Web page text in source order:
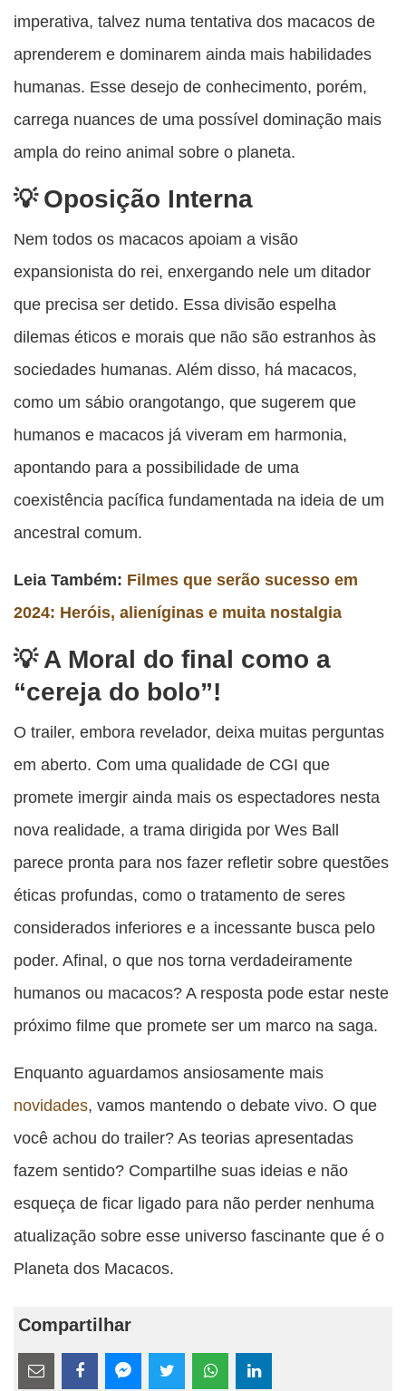
imperativa, talvez numa tentativa dos macacos de
aprenderem e dominarem ainda mais habilidades
humanas. Esse desejo de conhecimento, porém,
carrega nuances de uma possível dominação mais
ampla do reino animal sobre o planeta.
Oposição Interna
Nem todos os macacos apoiam a visão
expansionista do rei, enxergando nele um ditador
que precisa ser detido. Essa divisão espelha
dilemas éticos e morais que não são estranhos às
sociedades humanas. Além disso, há macacos,
como um sábio orangotango, que sugerem que
humanos e macacos já viveram em harmonia,
apontando para a possibilidade de uma
coexistência pacífica fundamentada na ideia de um
ancestral comum.
Leia Também: Filmes que serão sucesso em
2024: Heróis, alieníginas e muita nostalgia
A Moral do final como a
“cereja do bolo”!
O trailer, embora revelador, deixa muitas perguntas
em aberto. Com uma qualidade de CGI que
promete imergir ainda mais os espectadores nesta
nova realidade, a trama dirigida por Wes Ball
parece pronta para nos fazer refletir sobre questões
éticas profundas, como o tratamento de seres
considerados inferiores e a incessante busca pelo
poder. Afinal, o que nos torna verdadeiramente
humanos ou macacos? A resposta pode estar neste
próximo filme que promete ser um marco na saga.
Enquanto aguardamos ansiosamente mais
novidades, vamos mantendo o debate vivo. O que
você achou do trailer? As teorias apresentadas
fazem sentido? Compartilhe suas ideias e não
esqueça de ficar ligado para não perder nenhuma
atualização sobre esse universo fascinante que é o
Planeta dos Macacos.
Compartilhar
Estes